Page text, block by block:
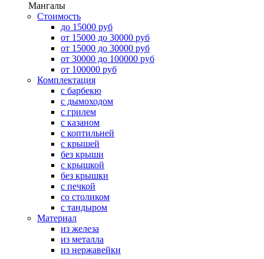
Мангалы
Стоимость
до 15000 руб
от 15000 до 30000 руб
от 15000 до 30000 руб
от 30000 до 100000 руб
от 100000 руб
Комплектация
с барбекю
с дымоходом
с грилем
с казаном
с коптильней
с крышей
без крыши
с крышкой
без крышки
с печкой
со столиком
с тандыром
Материал
из железа
из металла
из нержавейки